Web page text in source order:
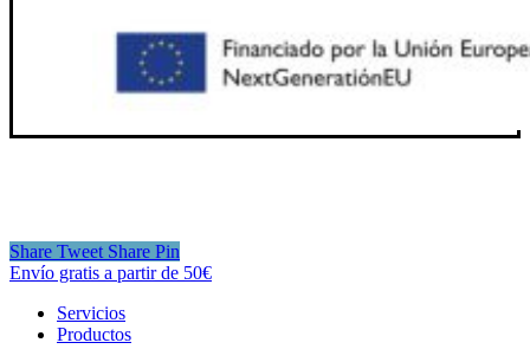
Share Tweet Share Pin
Close
Envío gratis a partir de 50€
Servicios
Productos